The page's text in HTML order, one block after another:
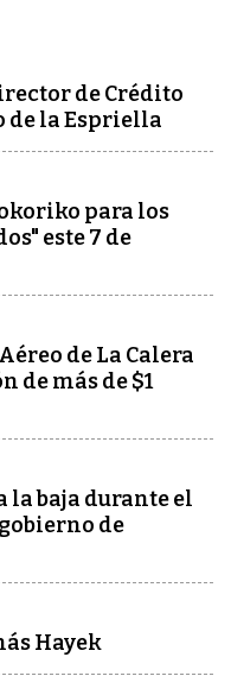
de Crédito
de la Espriella
para los
este 7 de
de La Calera
de más de $1
la baja durante el
de
Hayek